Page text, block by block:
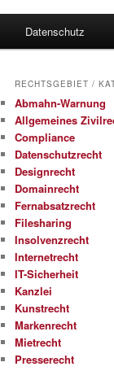
Datenschutz
RECHTSGEBIET /
Abmahn-Warnung
Allgemeines
Compliance
Datenschutzrecht
Designrecht
Domainrecht
Fernabsatzrecht
Filesharing
Insolvenzrecht
Internetrecht
IT-Sicherheit
Kanzlei
Kunstrecht
Markenrecht
Mietrecht
Presserecht